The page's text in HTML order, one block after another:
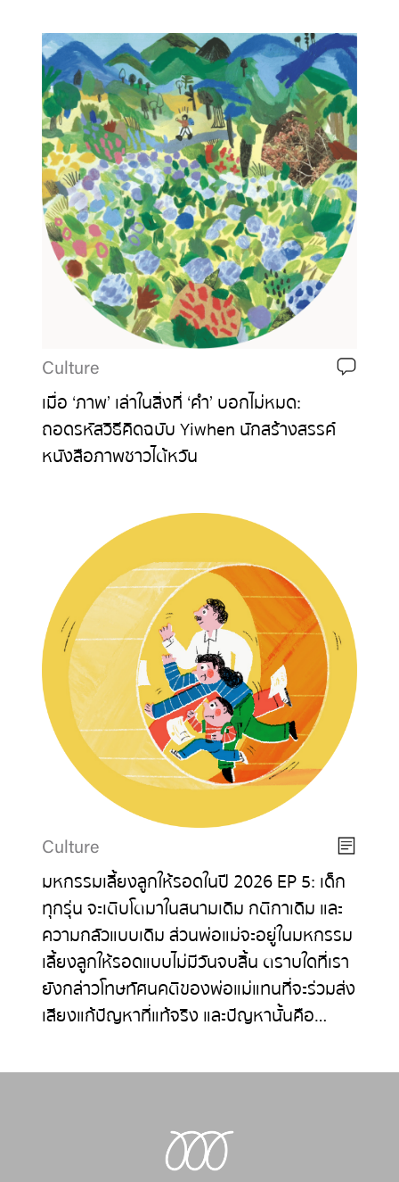
Culture
เมื่อ ‘ภาพ’ เล่าในสิ่งที่ ‘คำ’ บอกไม่หมด:
ถอดรหัสวิธีคิดฉบับ Yiwhen นักสร้างสรรค์
หนังสือภาพชาวไต้หวัน
Culture
มหกรรมเลี้ยงลูกให้รอดในปี 2026 EP 5: เด็ก
ทุกรุ่น จะเติบโตมาในสนามเดิม กติกาเดิม และ
ความกลัวแบบเดิม ส่วนพ่อแม่จะอยู่ในมหกรรม
เลี้ยงลูกให้รอดแบบไม่มีวันจบสิ้น ตราบใดที่เรา
ยังกล่าวโทษทัศนคติของพ่อแม่แทนที่จะร่วมส่ง
เสียงแก้ปัญหาที่แท้จริง และปัญหานั้นคือ…